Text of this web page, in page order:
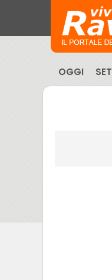
OGGI